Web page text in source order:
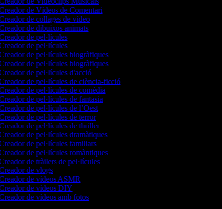
de Vídeos de Comentari
de collages de vídeo
de dibuixos animats
de pel·lícules
de pel·lícules
de pel·lícules biogràfiques
de pel·lícules biogràfiques
de pel·lícules d'acció
de pel·lícules de ciència-ficció
de pel·lícules de comèdia
de pel·lícules de fantasia
de pel·lícules de l’Oest
de pel·lícules de terror
de pel·lícules de thriller
de pel·lícules dramàtiques
de pel·lícules familiars
de pel·lícules romàntiques
de tràilers de pel·lícules
de vlogs
de vídeos ASMR
de vídeos DIY
de vídeos amb fotos